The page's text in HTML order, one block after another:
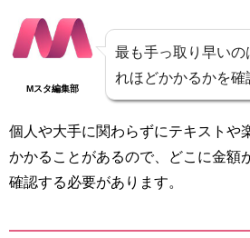
Mスタ編集部
最も手っ取り早い
れほどかかるかを確
個人や大手に関わらずにテキストや
かかることがあるので、どこに金額
確認する必要があります。